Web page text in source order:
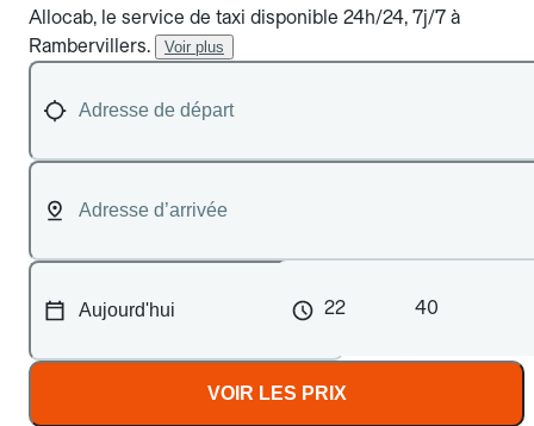
Allocab, le service de taxi disponible 24h/24, 7j/7 à
Rambervillers.
Voir plus
22 40
VOIR LES PRIX